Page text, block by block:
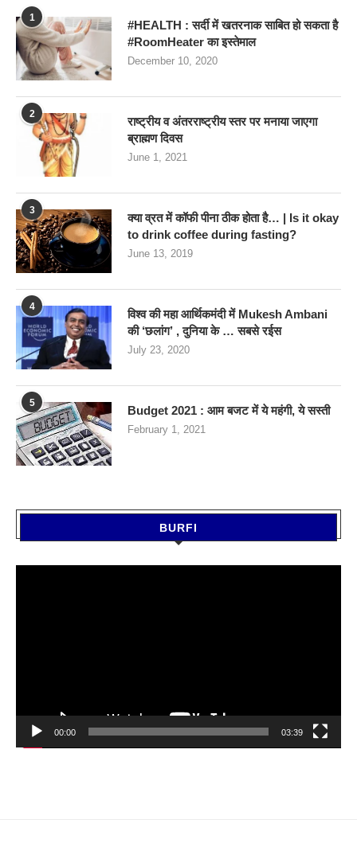
1
#HEALTH : सर्दी में खतरनाक साबित हो सकता है
#RoomHeater का इस्तेमाल
December 10, 2020
2
राष्ट्रीय व अंतरराष्ट्रीय स्तर पर मनाया जाएगा
ब्राह्मण दिवस
June 1, 2021
3
क्या व्रत में कॉफी पीना ठीक होता है… | Is it okay
to drink coffee during fasting?
June 13, 2019
4
विश्व की महा आर्थिकमंदी में Mukesh Ambani
की ‘छलांग’ , दुनिया के … सबसे रईस
July 23, 2020
5
Budget 2021 : आम बजट में ये महंगी, ये सस्‍ती
February 1, 2021
BURFI
00:00 03:39